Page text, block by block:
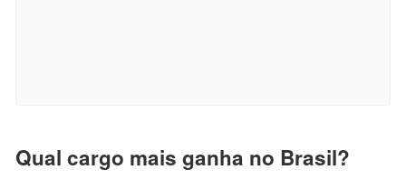
Qual cargo mais ganha no Brasil?